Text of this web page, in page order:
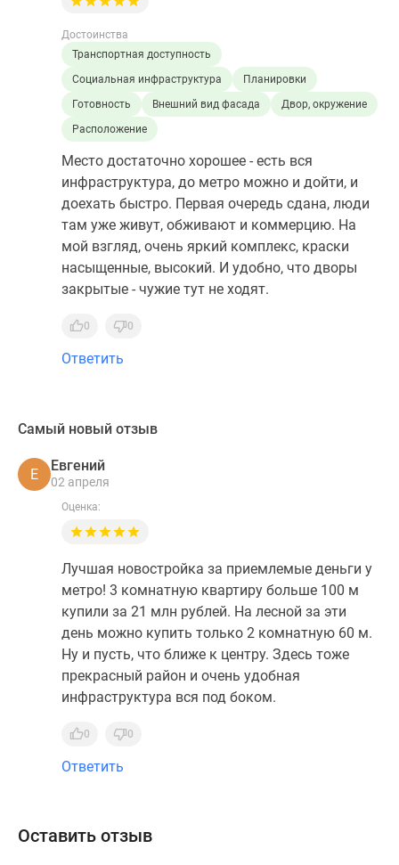
Достоинства
Транспортная доступность
Социальная инфраструктура
Планировки
Готовность
Внешний вид фасада
Двор, окружение
Расположение
Место достаточно хорошее - есть вся
инфраструктура, до метро можно и дойти, и
доехать быстро. Первая очередь сдана, люди
там уже живут, обживают и коммерцию. На
мой взгляд, очень яркий комплекс, краски
насыщенные, высокий. И удобно, что дворы
закрытые - чужие тут не ходят.
0 0
Ответить
Самый новый отзыв
Е
Евгений
02 апреля
Оценка:
Лучшая новостройка за приемлемые деньги у
метро! 3 комнатную квартиру больше 100 м
купили за 21 млн рублей. На лесной за эти
день можно купить только 2 комнатную 60 м.
Ну и пусть, что ближе к центру. Здесь тоже
прекрасный район и очень удобная
инфраструктура вся под боком.
0 0
Ответить
Оставить отзыв